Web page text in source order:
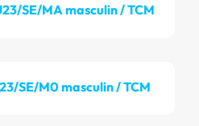
SE/MA masculin / TCM
SE/M0 masculin / TCM